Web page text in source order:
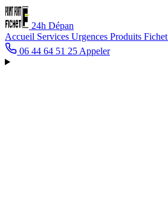
24h Dépan
Accueil Services Urgences Produits Fichet
06 44 64 51 25 Appeler